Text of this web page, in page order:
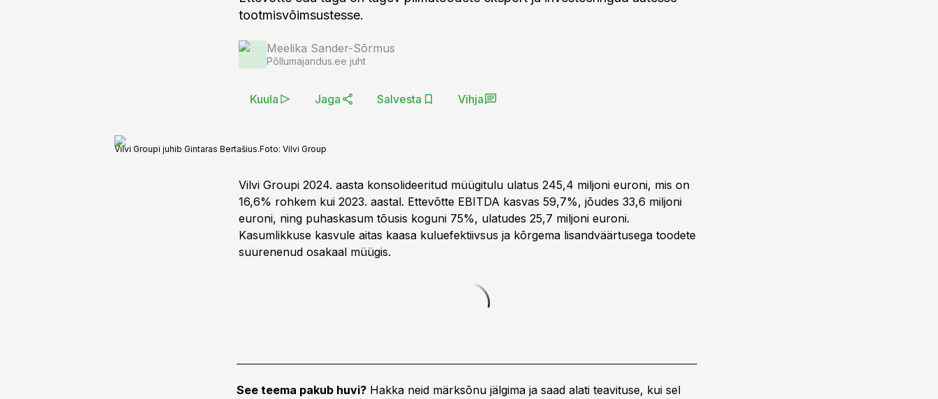
tootmisvõimsustesse.
Meelika Sander-Sõrmus
Põllumajandus.ee juht
Kuula Jaga Salvesta Vihja
Vilvi Groupi juhib Gintaras Bertašius.Foto: Vilvi Group
Vilvi Groupi 2024. aasta konsolideeritud müügitulu ulatus 245,4 miljoni euroni, mis on
16,6% rohkem kui 2023. aastal. Ettevõtte EBITDA kasvas 59,7%, jõudes 33,6 miljoni
euroni, ning puhaskasum tõusis koguni 75%, ulatudes 25,7 miljoni euroni.
Kasumlikkuse kasvule aitas kaasa kuluefektiivsus ja kõrgema lisandväärtusega toodete
suurenenud osakaal müügis.
See teema pakub huvi? Hakka neid märksõnu jälgima ja saad alati teavituse, kui sel